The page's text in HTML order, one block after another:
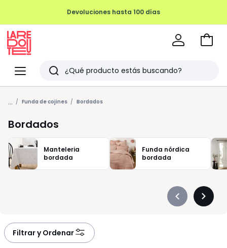
Menu
Redoute
Buscar
Últimos
artículos
vistos
Ir
... Funda de cojines Bordados
Bordados
Manteleria
bordada
Funda nórdica
bordada
Précédent
Filtrar y Ordenar